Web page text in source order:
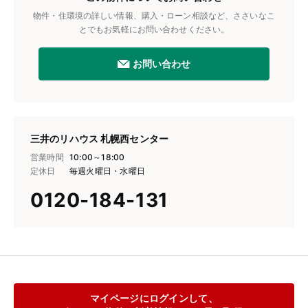
物件・住環境の詳しい情報、購入・ローン相談など、ささいなこ
とでもお気軽にお問い合わせください。
お問い合わせ
三井のリハウス 札幌西センター
営業時間 10:00～18:00
定休日
毎週火曜日・水曜日
0120-184-131
マイページにログインして、